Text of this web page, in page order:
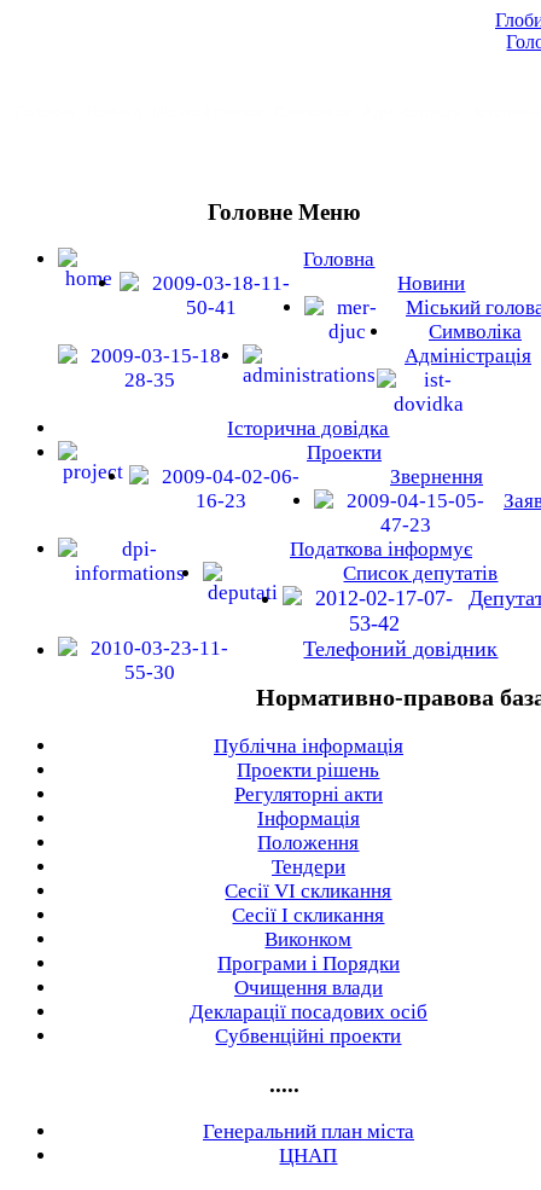
Головне Меню
Головна
Новини
Міський
Символіка
Адміністрація
Історична довідка
Проекти
Звернення
Податкова інформує
Список депутатів
Телефоний довідник
Нормативно-правова
Публічна інформація
Проекти рішень
Регуляторні акти
Інформація
Положення
Тендери
Сесії VI скликання
Сесії I скликання
Виконком
Програми і Порядки
Очищення влади
Декларації посадових осіб
Субвенційні проекти
.....
Генеральний план міста
ЦНАП